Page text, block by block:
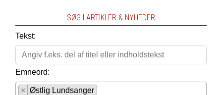
SØG I ARTIKLER & NYHEDER
Tekst:
Emneord:
× Østlig Lundsanger